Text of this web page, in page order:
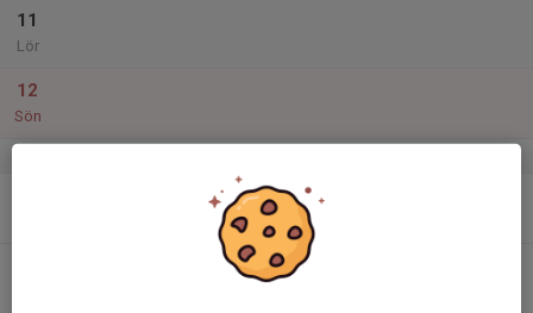
11
Lör
12
Sön